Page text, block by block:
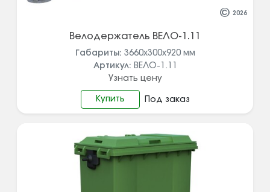
© 2026
Велодержатель ВЕЛО-1.11
Габариты: 3660х300х920 мм
Артикул: ВЕЛО-1.11
Узнать цену
Купить Под заказ